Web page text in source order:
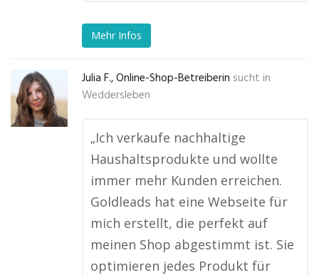
Mehr Infos
Julia F., Online-Shop-Betreiberin sucht in
Weddersleben
„Ich verkaufe nachhaltige
Haushaltsprodukte und wollte
immer mehr Kunden erreichen.
Goldleads hat eine Webseite für
mich erstellt, die perfekt auf
meinen Shop abgestimmt ist. Sie
optimieren jedes Produkt für